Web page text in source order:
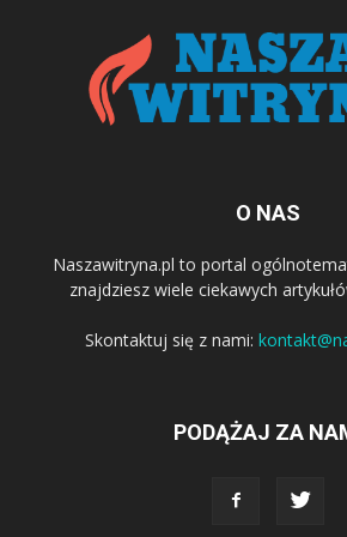
O NAS
Naszawitryna.pl to portal
znajdziesz wiele ciekawych
Skontaktuj się z nami:
PODĄŻAJ ZA